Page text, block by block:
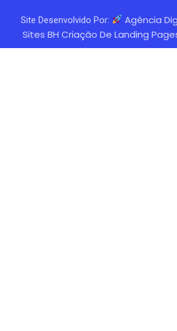
Site Desenvolvido Por:
Agência
Sites BH Criação De Landing